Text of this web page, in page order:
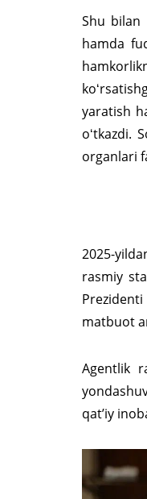
Shu
hamda
yaratish
oʻtkazdi.
organlari
2025-
rasmiy
matbuot
Agentlik
qatʼiy